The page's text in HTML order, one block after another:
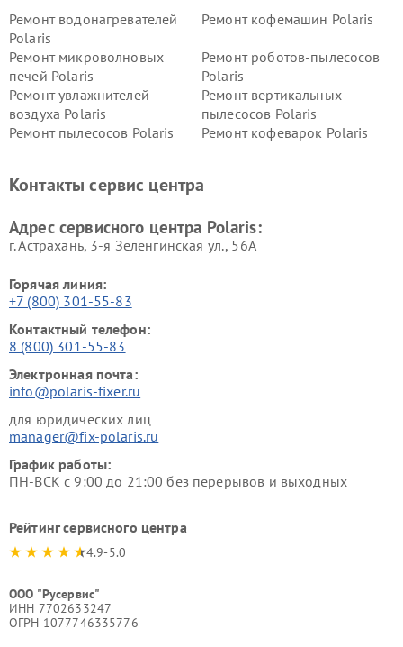
Ремонт водонагревателей
Polaris
Ремонт кофемашин Polaris
Ремонт микроволновых
печей Polaris
Ремонт роботов-пылесосов
Polaris
Ремонт увлажнителей
воздуха Polaris
Ремонт вертикальных
пылесосов Polaris
Ремонт пылесосов Polaris
Ремонт кофеварок Polaris
Контакты сервис центра
Адрес сервисного центра Polaris:
г. Астрахань, 3-я Зеленгинская ул., 56А
Горячая линия:
+7 (800) 301-55-83
Контактный телефон:
8 (800) 301-55-83
Электронная почта:
info@polaris-fixer.ru
для юридических лиц
manager@fix-polaris.ru
График работы:
ПН-ВСК с 9:00 до 21:00 без перерывов и выходных
Рейтинг сервисного центра
4.9-5.0
ООО "Русервис"
ИНН 7702633247
ОГРН 1077746335776